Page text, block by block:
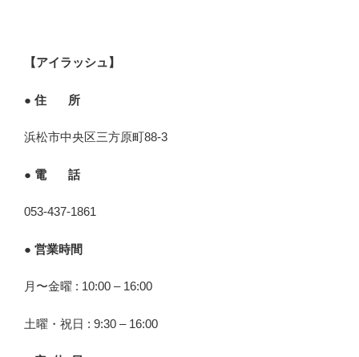
【アイラッシュ】
● 住 所
浜松市中央区三方原町88-3
● 電 話
053-437-1861
● 営業時間
月〜金曜 : 10:00 – 16:00
土曜・祝日 : 9:30 – 16:00